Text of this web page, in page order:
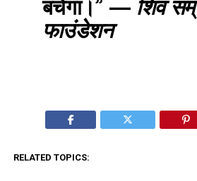
फाउंडेशन
RELATED TOPICS: